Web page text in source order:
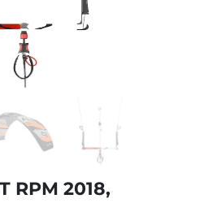
RPM 2018,